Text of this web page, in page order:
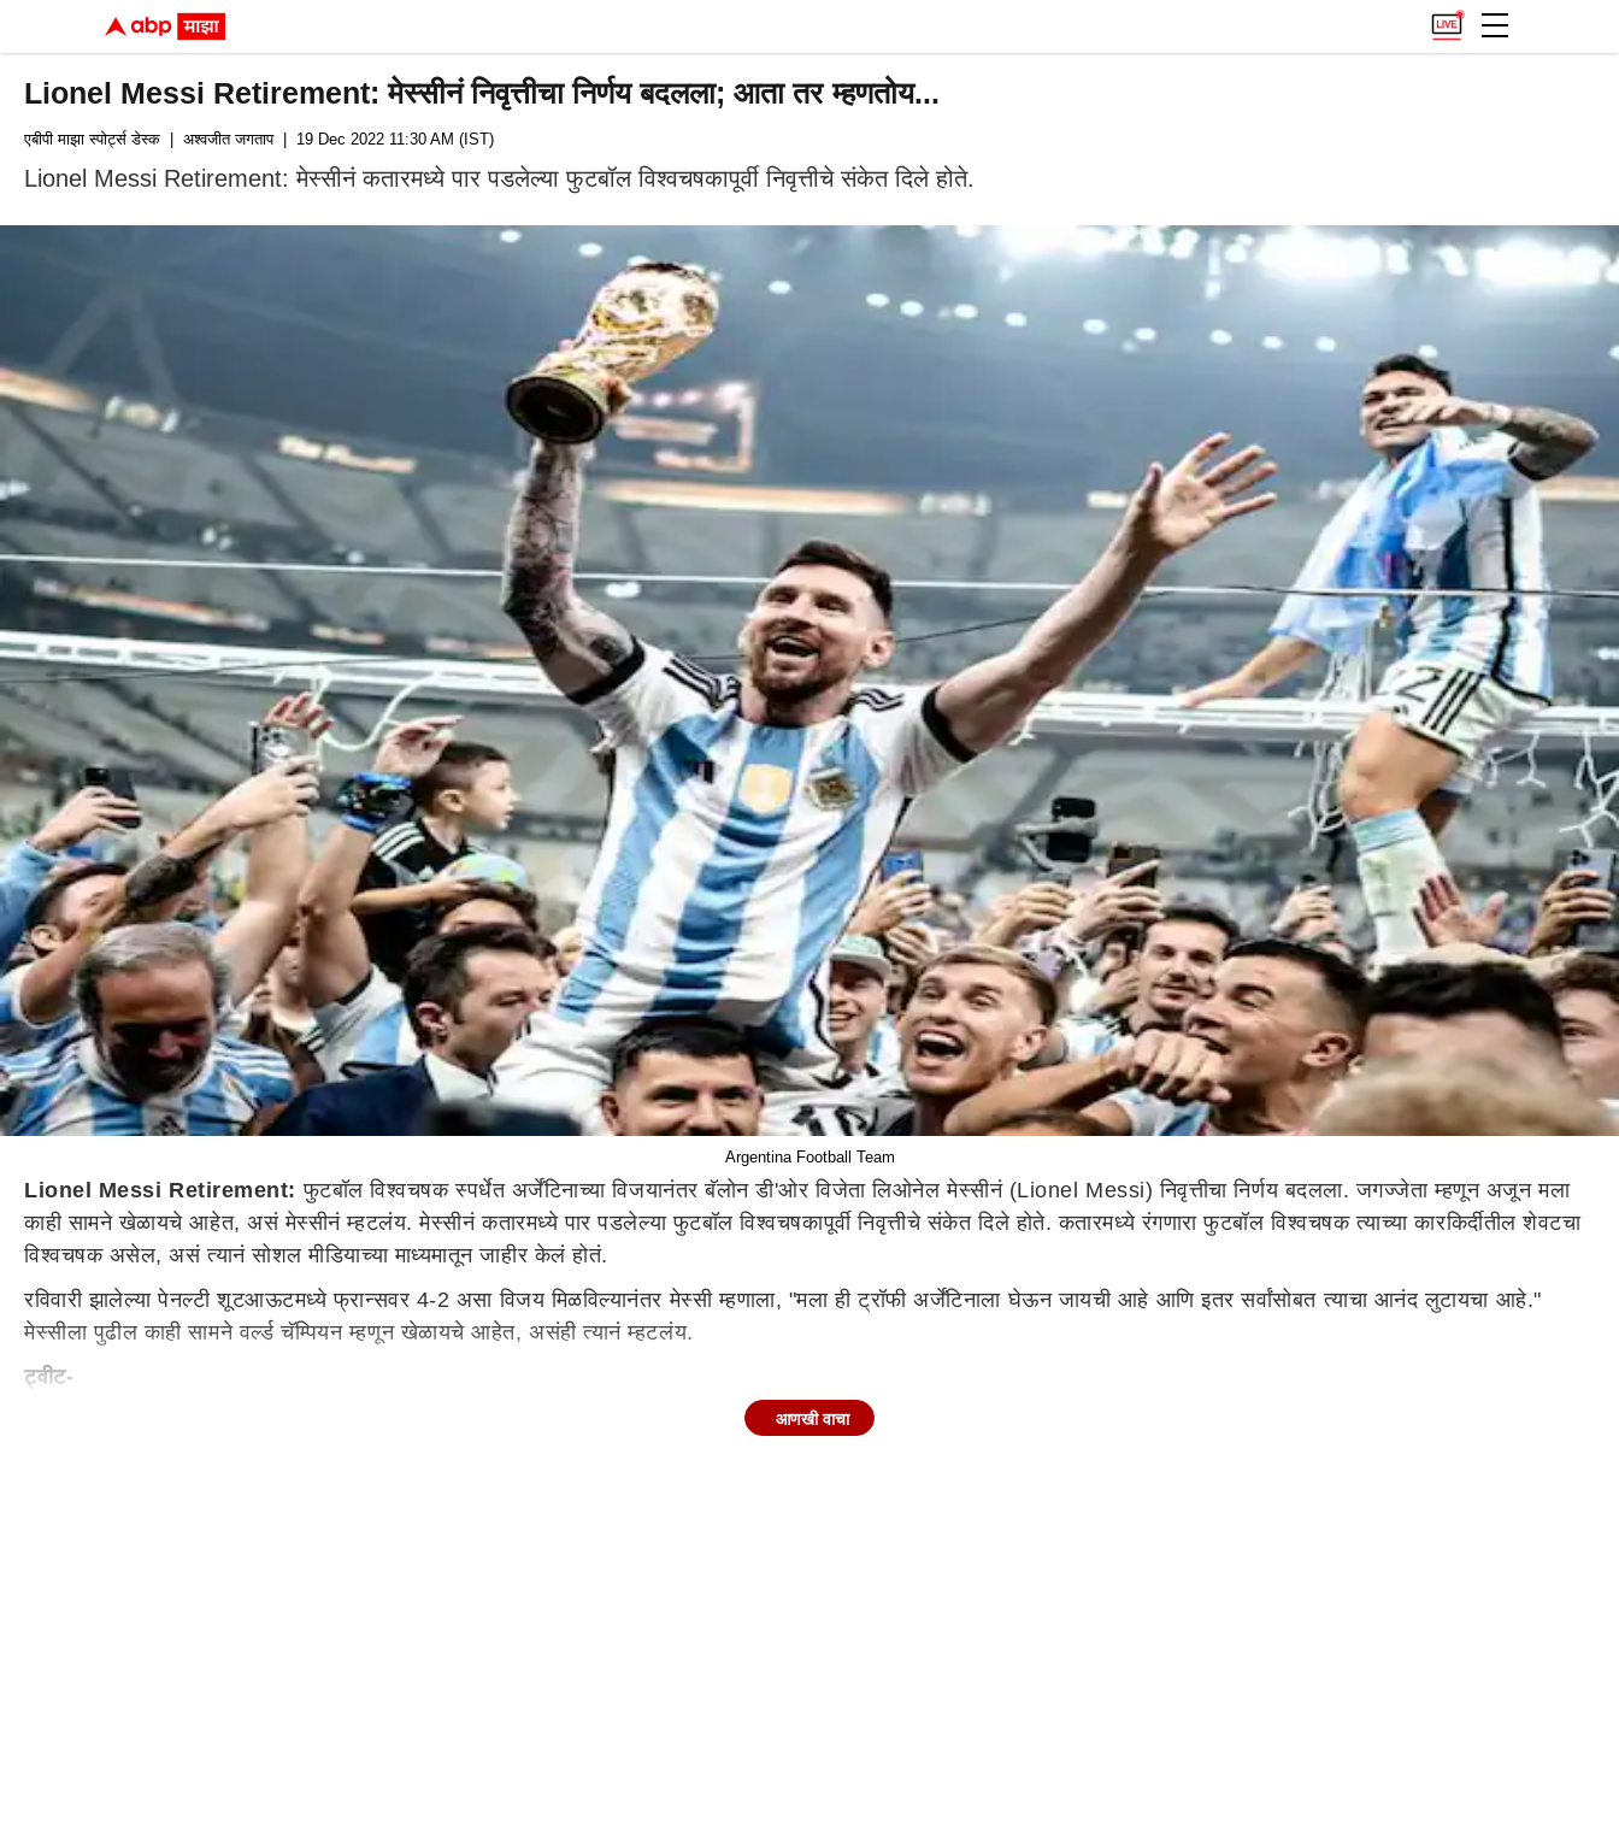
Lionel Messi Retirement: मेस्सीनं निवृत्तीचा निर्णय बदलला; आता तर म्हणतोय...
एबीपी माझा स्पोर्ट्स डेस्क | अश्वजीत जगताप| 19 Dec 2022 11:30 AM (IST)
Lionel Messi Retirement: मेस्सीनं कतारमध्ये पार पडलेल्या फुटबॉल विश्वचषकापूर्वी निवृत्तीचे संकेत दिले होते.
Argentina Football Team
Lionel Messi Retirement: फुटबॉल विश्वचषक स्पर्धेत अर्जेंटिनाच्या विजयानंतर बॅलोन डी'ओर विजेता लिओनेल मेस्सीनं (Lionel Messi) निवृत्तीचा निर्णय बदलला. जगज्जेता म्हणून अजून मला
काही सामने खेळायचे आहेत, असं मेस्सीनं म्हटलंय. मेस्सीनं कतारमध्ये पार पडलेल्या फुटबॉल विश्वचषकापूर्वी निवृत्तीचे संकेत दिले होते. कतारमध्ये रंगणारा फुटबॉल विश्वचषक त्याच्या कारकिर्दीतील शेवटचा
विश्वचषक असेल, असं त्यानं सोशल मीडियाच्या माध्यमातून जाहीर केलं होतं.
रविवारी झालेल्या पेनल्टी शूटआऊटमध्ये फ्रान्सवर 4-2 असा विजय मिळविल्यानंतर मेस्सी म्हणाला, "मला ही ट्रॉफी अर्जेंटिनाला घेऊन जायची आहे आणि इतर सर्वांसोबत त्याचा आनंद लुटायचा आहे."
मेस्सीला पुढील काही सामने वर्ल्ड चॅम्पियन म्हणून खेळायचे आहेत, असंही त्यानं म्हटलंय.
ट्वीट-
आणखी वाचा